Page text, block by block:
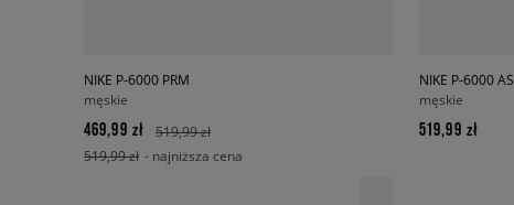
NIKE P-6000 PRM
męskie
469,99 zł
519,99 zł
519,99 zł - najniższa cena
NIKE P-6000 AS
męskie
519,99 zł